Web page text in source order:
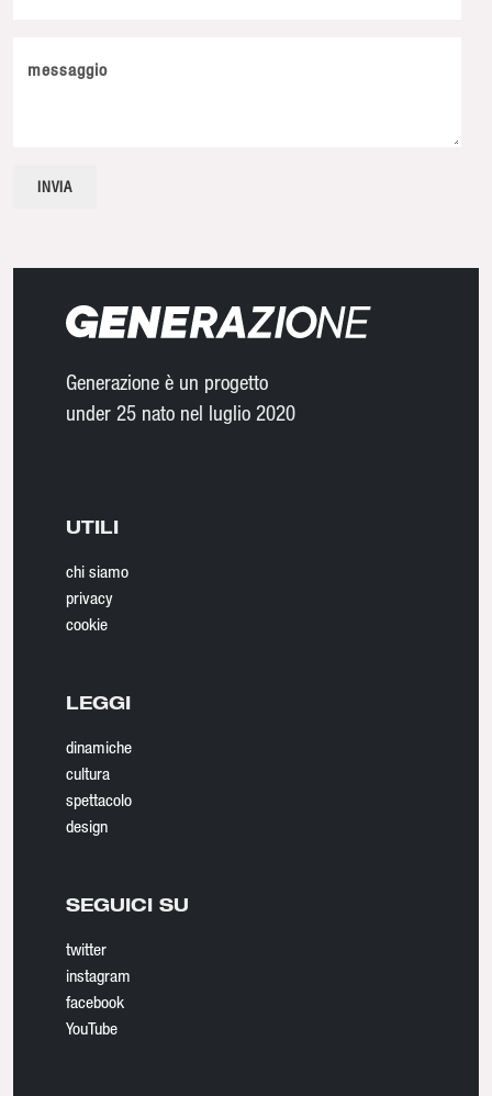
messaggio
Generazione è un progetto
under 25 nato nel luglio 2020
UTILI
chi siamo
privacy
cookie
LEGGI
dinamiche
cultura
spettacolo
design
SEGUICI SU
twitter
instagram
facebook
YouTube